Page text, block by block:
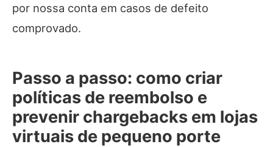
por nossa conta em casos de defeito
comprovado.
Passo a passo: como criar
políticas de reembolso e
prevenir chargebacks em lojas
virtuais de pequeno porte